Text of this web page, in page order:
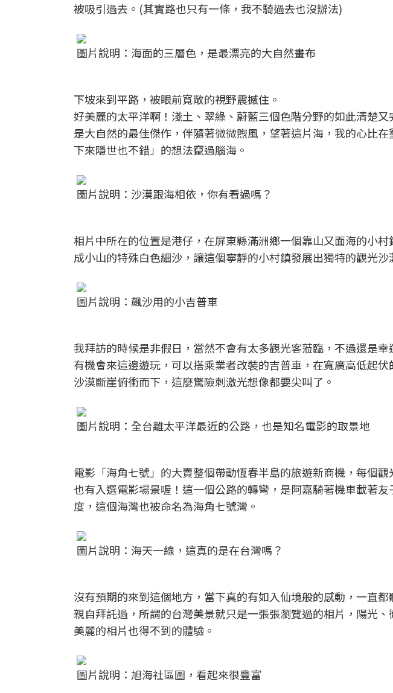
被吸引過去。(其實路也只有一條，我不騎過去也沒辦法)
圖片說明：海面的三層色，是最漂亮的大自然畫布
下坡來到平路，被眼前寬敞的視野震撼住。
好美麗的太平洋啊！淺土、翠綠、蔚藍三個色階分野的如此清楚
是大自然的最佳傑作，伴隨著微微煦風，望著這片海，我的心比
下來隱世也不錯」的想法竄過腦海。
圖片說明：沙漠跟海相依，你有看過嗎？
相片中所在的位置是港仔，在屏東縣滿洲鄉一個靠山又面海的小
成小山的特殊白色細沙，讓這個寧靜的小村鎮發展出獨特的觀光沙
圖片說明：飆沙用的小吉普車
我拜訪的時候是非假日，當然不會有太多觀光客蒞臨，不過還是
有機會來這邊遊玩，可以搭乘業者改裝的吉普車，在寬廣高低起
沙漠斷崖俯衝而下，這麼驚險刺激光想像都要尖叫了。
圖片說明：全台離太平洋最近的公路，也是知名電影的取景地
電影「海角七號」的大賣整個帶動恆春半島的旅遊新商機，每個
也有入選電影場景喔！這一個公路的轉彎，是阿嘉騎著機車載著
度，這個海灣也被命名為海角七號灣。
圖片說明：海天一線，這真的是在台灣嗎？
沒有預期的來到這個地方，當下真的有如入仙境般的感動，一直
親自拜託過，所謂的台灣美景就只是一張張瀏覽過的相片，陽光
美麗的相片也得不到的體驗。
圖片說明：旭海社區圖，看起來很豐富